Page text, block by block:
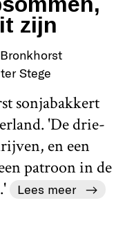
zijn
Stege
sonjabakkert
'De drie-
en een
patroon in de
Lees meer